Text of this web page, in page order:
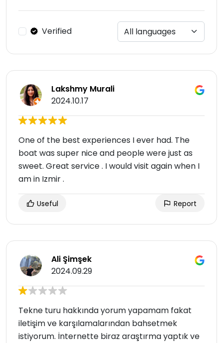
Verified
Lakshmy Murali
2024.10.17
One of the best experiences I ever had. The
boat was super nice and people were just as
sweet. Great service . I would visit again when I
am in Izmir .
Useful Report
Ali Şimşek
2024.09.29
Tekne turu hakkında yorum yapamam fakat
iletişim ve karşılamalarından bahsetmek
istiyorum. İnternette biraz araştırma yaptık ve